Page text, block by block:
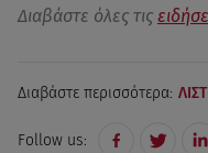
Διαβάστε όλες τις
Διαβάστε περισσότερα:
Follow us: